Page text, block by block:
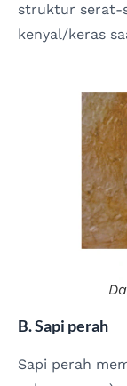
struktur serat-
kenyal/keras
B. Sapi perah
Sapi perah